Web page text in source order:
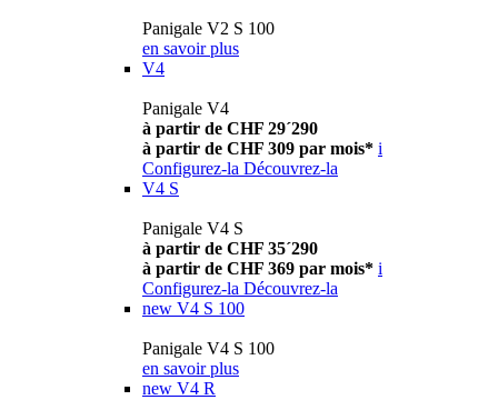
Panigale V2 S 100
en savoir plus
V4
Panigale V4
à partir de CHF 29´290
à partir de CHF 309 par mois* i
Configurez-la Découvrez-la
V4 S
Panigale V4 S
à partir de CHF 35´290
à partir de CHF 369 par mois* i
Configurez-la Découvrez-la
new V4 S 100
Panigale V4 S 100
en savoir plus
new V4 R